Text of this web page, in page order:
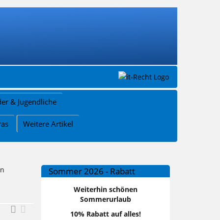
& Jugendliche
Weitere Artikel
Sommer 2026 - Rabatt
Weiterhin schönen
Sommerurlaub
10% Rabatt auf alles!